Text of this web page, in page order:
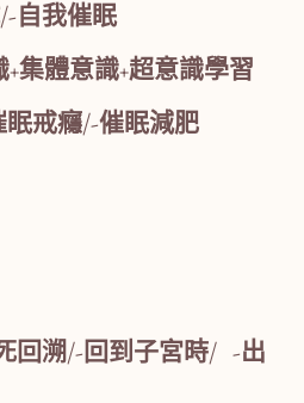
-自我催眠
集體意識+超意識學習
戒癮/-催眠減肥
回溯/-回到子宮時/ -出